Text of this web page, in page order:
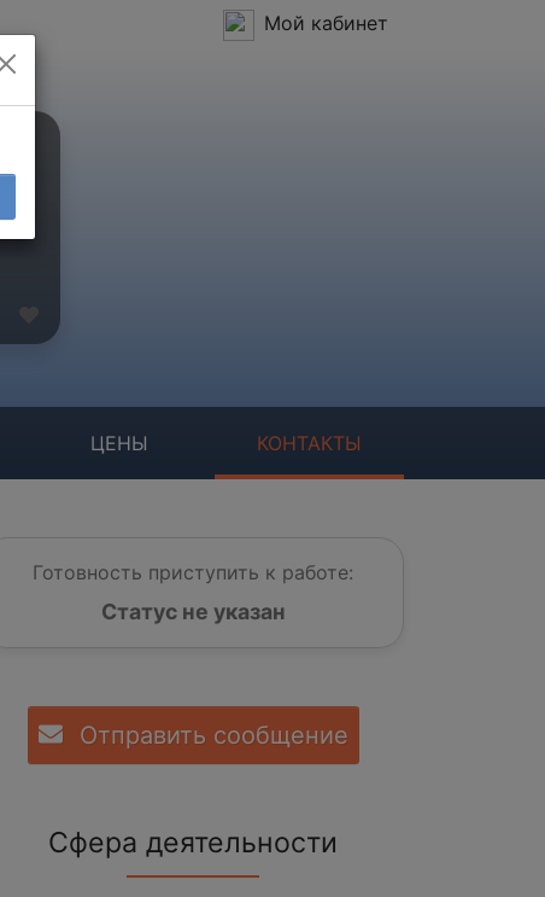
Мой кабинет
ЦЕНЫ КОНТАКТЫ
Готовность приступить к работе:
Статус не указан
Отправить сообщение
Сфера деятельности